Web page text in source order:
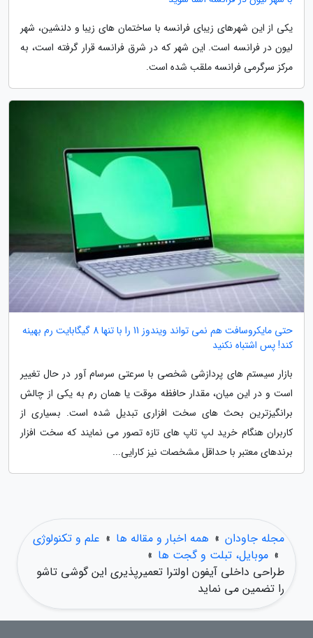
یکی از این شهرهای زیبای فرانسه با ساختمان های زیبا و دلنشین، شهر
لیون در فرانسه است. این شهر که در شرق فرانسه قرار گرفته است، به
مرکز سرگرمی فرانسه ملقب شده است.
حتی مایکروسافت هم نمی تواند ویندوز 11 را با تنها 8 گیگابایت رم بهینه
کند! پس اشتباه نکنید
بازار سیستم های پردازشی شخصی با سرعتی سرسام آور در حال تغییر
است و در این میان، مقدار حافظه موقت یا همان رم به یکی از چالش
برانگیزترین بحث های سخت افزاری تبدیل شده است. بسیاری از
کاربران هنگام خرید لپ تاپ های تازه تصور می نمایند که سخت افزار
برندهای معتبر با حداقل مشخصات نیز کارایی...
مجله جاودان » همه اخبار و مقاله ها » علم و تکنولوژی
» موبایل، تبلت و گجت ها »
طراحی داخلی آیفون اولترا تعمیرپذیری این گوشی تاشو
را تضمین می نماید